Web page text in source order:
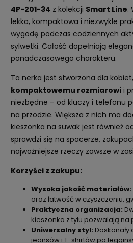
4P-201-34 z kolekcji Smart Line.
lekka, kompaktowa i niezwykle
wygodę podczas codziennych
sylwetki. Całość dopełniają
ponadczasowego charakteru.
Ta nerka jest stworzona dla
kompaktowemu rozmiarowi i
niezbędne – od kluczy i telefonu
na przodzie. Większa z nich ma
kieszonka na suwak jest również
sprawdzi się na spacerze,
najważniejsze rzeczy zawsze w
Korzyści z zakupu:
Wysoka jakość materiałów:
oraz łatwość w czyszczeniu,
Praktyczna organizacja:
kieszonka z tyłu pozwalają
Uniwersalny styl:
jeansów i T-shirtów po